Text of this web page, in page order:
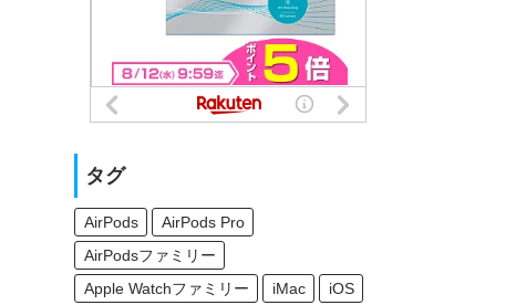
タグ
AirPods
AirPods Pro
AirPodsファミリー
Apple Watchファミリー
iMac
iOS